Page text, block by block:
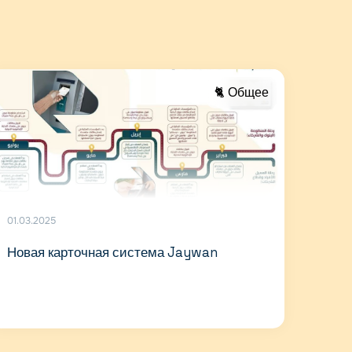
🐈 Общее
01.03.2025
Новая карточная система Jaywan